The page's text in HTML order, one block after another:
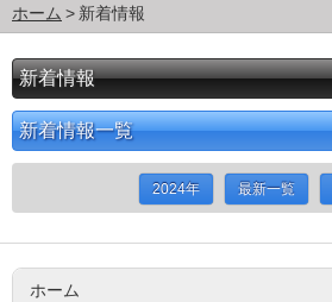
ホーム 新着情報
新着情報
新着情報一覧
2024年 最新一覧
ホーム